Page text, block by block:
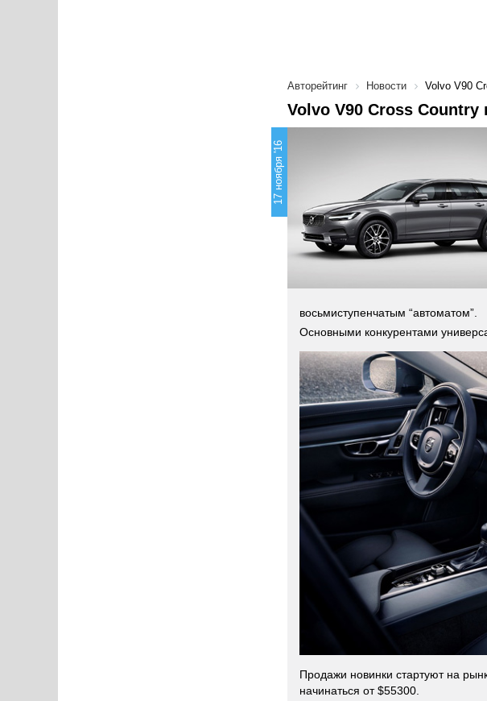
Авторейтинг Новости Volvo V90
Volvo V90 Cross
17 ноября '16
восьмиступенчатым “автоматом”.
Основными конкурентами
Продажи новинки стартуют на
начинаться от $55300.